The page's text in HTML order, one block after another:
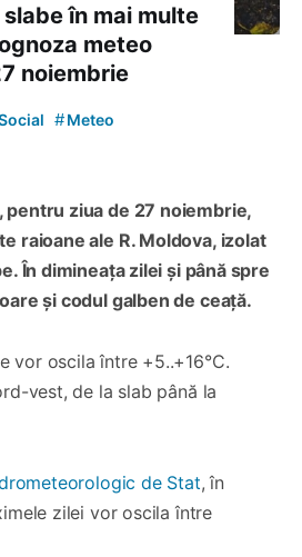
în mai multe
meteo
noiembrie
#Meteo
ziua de 27 noiembrie,
raioane ale R. Moldova, izolat
În dimineața zilei și până spre
și codul galben de ceață.
vor oscila între +5..+16°C.
vest, de la slab până la
de Stat, în
zilei vor oscila între